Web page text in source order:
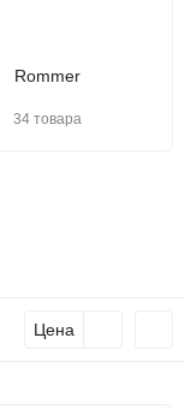
Rommer
34 товара
Цена